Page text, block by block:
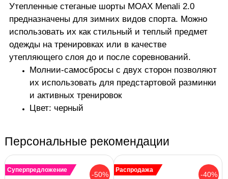
Утепленные стеганые шорты MOAX Menali 2.0
предназначены для зимних видов спорта. Можно
использовать их как стильный и теплый предмет
одежды на тренировках или в качестве
утепляющего слоя до и после соревнований.
Молнии-самосбросы с двух сторон позволяют
их использовать для предстартовой разминки
и активных тренировок
Цвет: черный
Персональные рекомендации
-50%
Суперпредложение
-40%
Распродажа